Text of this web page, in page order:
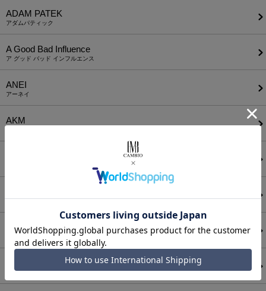
ADAM PATEK
アダムパティック
A Good Bad Influence
ア グッド バッド インフルエンス
ANEI
アーネイ
AKM
アンゲネーム
ATTACHMENT
アウィナイト